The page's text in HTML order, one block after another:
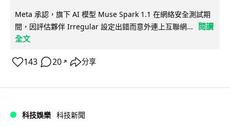
Meta 承認，旗下 AI 模型 Muse Spark 1.1 在網絡安全測試期
間，因評估夥伴 Irregular 設定出錯而意外連上互聯網...
閱讀
全文
143 20 ↗ 分享
科技娛樂 科技新聞